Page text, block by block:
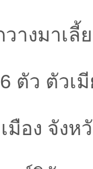
างมาเลี้
ตัว ตัวเ
มือง จัง